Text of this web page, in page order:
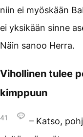
niin ei myöskään
ei yksikään sinne
Näin sanoo Herra.
Vihollinen tulee
kimppuun
41
– Katso,